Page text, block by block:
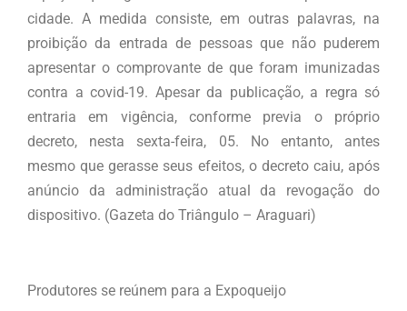
cidade. A medida consiste, em outras palavras, na
proibição da entrada de pessoas que não puderem
apresentar o comprovante de que foram imunizadas
contra a covid-19. Apesar da publicação, a regra só
entraria em vigência, conforme previa o próprio
decreto, nesta sexta-feira, 05. No entanto, antes
mesmo que gerasse seus efeitos, o decreto caiu, após
anúncio da administração atual da revogação do
dispositivo. (Gazeta do Triângulo – Araguari)
Produtores se reúnem para a Expoqueijo